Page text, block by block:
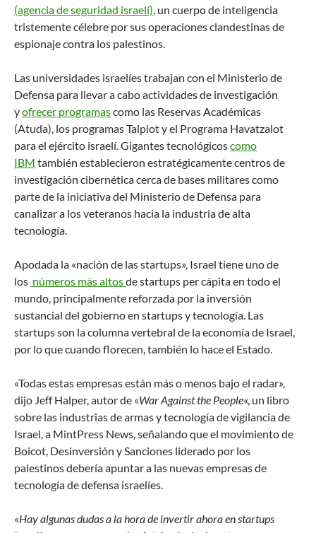
(agencia de seguridad israelí) , un cuerpo de inteligencia
tristemente célebre por sus operaciones clandestinas de
espionaje contra los palestinos.
Las universidades israelíes trabajan con el Ministerio de
Defensa para llevar a cabo actividades de investigación
yofrecer programascomo las Reservas Académicas
(Atuda), los programas Talpiot y el Programa Havatzalot
para el ejército israelí. Gigantes tecnológicoscomo
IBM también establecieron estratégicamente centros de
investigación cibernética cerca de bases militares como
parte de la iniciativa del Ministerio de Defensa para
canalizar a los veteranos hacia la industria de alta
tecnología.
Apodada la «nación de las startups», Israel tiene uno de
los números más altosde startups per cápita en todo el
mundo, principalmente reforzada por la inversión
sustancial del gobierno en startups y tecnología. Las
startups son la columna vertebral de la economía de Israel,
por lo que cuando florecen, también lo hace el Estado.
«Todas estas empresas están más o menos bajo el radar»,
dijo Jeff Halper, autor de «War Against the People«, un libro
sobre las industrias de armas y tecnología de vigilancia de
Israel, a MintPress News, señalando que el movimiento de
Boicot, Desinversión y Sanciones liderado por los
palestinos debería apuntar a las nuevas empresas de
tecnología de defensa israelíes.
«Hay algunas dudas a la hora de invertir ahora en startups